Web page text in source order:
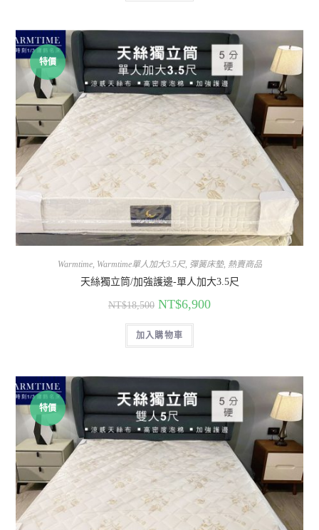
特價
Warmtime, Warmtime單人加大3.5尺, 彈簧床墊, 熱賣商品
天絲獨立筒/加強護邊-單人加大3.5尺
NT$18,500 NT$6,900
加入購物車
特價